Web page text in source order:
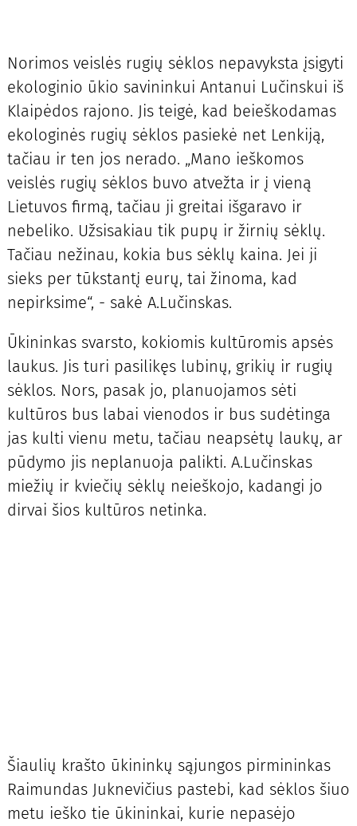
Norimos veislės rugių sėklos nepavyksta įsigyti
ekologinio ūkio savininkui Antanui Lučinskui iš
Klaipėdos rajono. Jis teigė, kad beieškodamas
ekologinės rugių sėklos pasiekė net Lenkiją,
tačiau ir ten jos nerado. „Mano ieškomos
veislės rugių sėklos buvo atvežta ir į vieną
Lietuvos firmą, tačiau ji greitai išgaravo ir
nebeliko. Užsisakiau tik pupų ir žirnių sėklų.
Tačiau nežinau, kokia bus sėklų kaina. Jei ji
sieks per tūkstantį eurų, tai žinoma, kad
nepirksime“, - sakė A.Lučinskas.
Ūkininkas svarsto, kokiomis kultūromis apsės
laukus. Jis turi pasilikęs lubinų, grikių ir rugių
sėklos. Nors, pasak jo, planuojamos sėti
kultūros bus labai vienodos ir bus sudėtinga
jas kulti vienu metu, tačiau neapsėtų laukų, ar
pūdymo jis neplanuoja palikti. A.Lučinskas
miežių ir kviečių sėklų neieškojo, kadangi jo
dirvai šios kultūros netinka.
Šiaulių krašto ūkininkų sąjungos pirmininkas
Raimundas Juknevičius pastebi, kad sėklos šiuo
metu ieško tie ūkininkai, kurie nepasėjo